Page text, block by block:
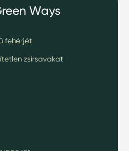
Ways
fehérjét
zsírsavakat